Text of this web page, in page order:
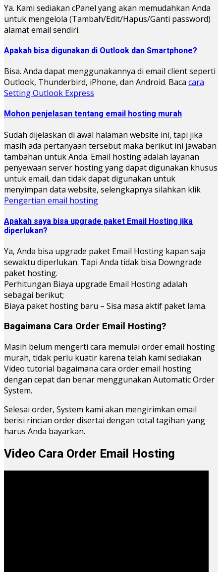
Ya. Kami sediakan cPanel yang akan memudahkan Anda
untuk mengelola (Tambah/Edit/Hapus/Ganti password)
alamat email sendiri.
Apakah bisa digunakan di Outlook dan Smartphone?
Bisa. Anda dapat menggunakannya di email client seperti
Outlook, Thunderbird, iPhone, dan Android. Baca cara
Setting Outlook Express
Mohon penjelasan tentang email hosting murah
Sudah dijelaskan di awal halaman website ini, tapi jika
masih ada pertanyaan tersebut maka berikut ini jawaban
tambahan untuk Anda. Email hosting adalah layanan
penyewaan server hosting yang dapat digunakan khusus
untuk email, dan tidak dapat digunakan untuk
menyimpan data website, selengkapnya silahkan klik
Pengertian email hosting
Apakah saya bisa upgrade paket Email Hosting jika
diperlukan?
Ya, Anda bisa upgrade paket Email Hosting kapan saja
sewaktu diperlukan. Tapi Anda tidak bisa Downgrade
paket hosting.
Perhitungan Biaya upgrade Email Hosting adalah
sebagai berikut;
Biaya paket hosting baru – Sisa masa aktif paket lama.
Bagaimana Cara Order Email Hosting?
Masih belum mengerti cara memulai order email hosting
murah, tidak perlu kuatir karena telah kami sediakan
Video tutorial bagaimana cara order email hosting
dengan cepat dan benar menggunakan Automatic Order
System.
Selesai order, System kami akan mengirimkan email
berisi rincian order disertai dengan total tagihan yang
harus Anda bayarkan.
Video Cara Order Email Hosting